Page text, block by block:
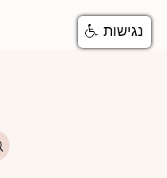
נגישות